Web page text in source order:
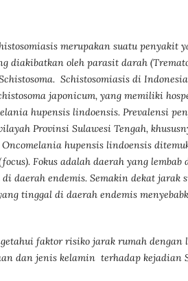
merupakan suatu penyakit
diakibatkan oleh parasit darah
Schistosomiasis di
japonicum, yang memiliki
hupensis lindoensis. Prevalensi
Provinsi Sulawesi Tengah,
hupensis lindoensis
Fokus adalah daerah yang lembab
daerah endemis. Semakin dekat jarak
tinggal di daerah endemis
faktor risiko jarak rumah dengan
dan jenis kelamin terhadap kejadian